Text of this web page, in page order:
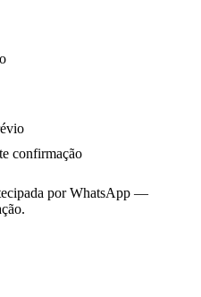
confirmação
por WhatsApp —